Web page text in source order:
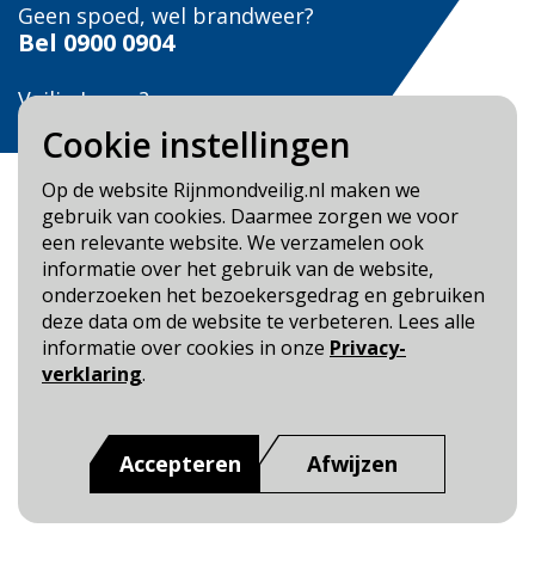
Cookie instellingen
Op de website Rijnmondveilig.nl maken we
gebruik van cookies. Daarmee zorgen we voor
een relevante website. We verzamelen ook
informatie over het gebruik van de website,
onderzoeken het bezoekersgedrag en gebruiken
deze data om de website te verbeteren. Lees alle
informatie over cookies in onze Privacy-
verklaring.
Accepteren Afwijzen
Geen spoed, wel brandweer?
Bel 0900 0904
Veilig Leven?
Bel 0900-8387
Blijf op de hoogte
Cookie- en Privacybeleid
Toegankelijkheid
Rijnmond